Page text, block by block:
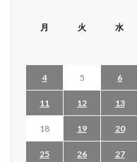
月 火 水
4 5 6
11 12 13
18 19 20
25 26 27